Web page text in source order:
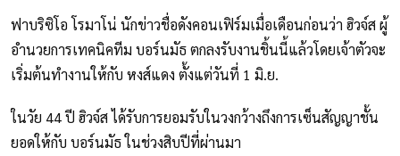
ฟาบริซิโอ โรมาโน่ นักข่าวชื่อดังคอนเฟิร์มเมื่อเดือนก่อนว่า ฮิวจ์ส ผู้
อำนวยการเทคนิคทีม บอร์นมัธ ตกลงรับงานชิ้นนี้แล้วโดยเจ้าตัวจะ
เริ่มต้นทำงานให้กับ หงส์แดง ตั้งแต่วันที่ 1 มิ.ย.
ในวัย 44 ปี ฮิวจ์ส ได้รับการยอมรับในวงกว้างถึงการเซ็นสัญญาชั้น
ยอดให้กับ บอร์นมัธ ในช่วงสิบปีที่ผ่านมา